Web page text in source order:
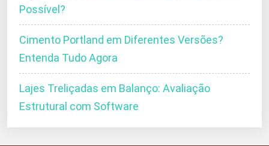
Possível?
Cimento Portland em Diferentes Versões?
Entenda Tudo Agora
Lajes Treliçadas em Balanço: Avaliação
Estrutural com Software